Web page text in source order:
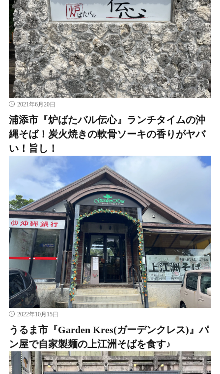
2021年6月20日
浦添市『炉ばたバル伝心』ランチタイムの沖
縄そば！炭火焼きの軟骨ソーキの香りがヤバ
い！旨し！
2022年10月15日
うるま市『Garden Kres(ガーデンクレス)』パ
ン屋で自家製麺の上江洲そばを食す♪